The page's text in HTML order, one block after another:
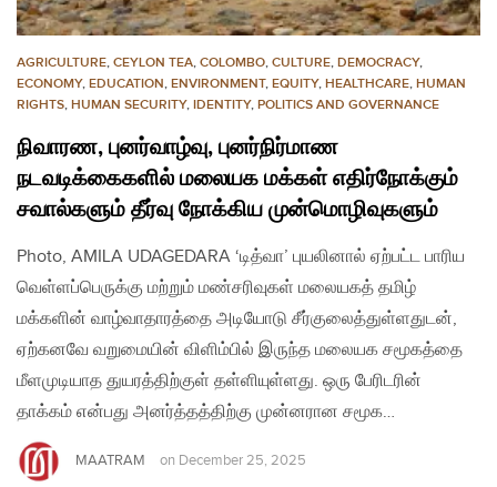
AGRICULTURE, CEYLON TEA, COLOMBO, CULTURE, DEMOCRACY,
ECONOMY, EDUCATION, ENVIRONMENT, EQUITY, HEALTHCARE, HUMAN
RIGHTS, HUMAN SECURITY, IDENTITY, POLITICS AND GOVERNANCE
நிவாரண, புனர்வாழ்வு, புனர்நிர்மாண
நடவடிக்கைகளில் மலையக மக்கள் எதிர்நோக்கும்
சவால்களும் தீர்வு நோக்கிய முன்மொழிவுகளும்
Photo, AMILA UDAGEDARA ‘டித்வா’ புயலினால் ஏற்பட்ட பாரிய
வெள்ளப்பெருக்கு மற்றும் மண்சரிவுகள் மலையகத் தமிழ்
மக்களின் வாழ்வாதாரத்தை அடியோடு சீர்குலைத்துள்ளதுடன்,
ஏற்கனவே வறுமையின் விளிம்பில் இருந்த மலையக சமூகத்தை
மீளமுடியாத துயரத்திற்குள் தள்ளியுள்ளது. ஒரு பேரிடரின்
தாக்கம் என்பது அனர்த்தத்திற்கு முன்னரான சமூக…
MAATRAM on December 25, 2025